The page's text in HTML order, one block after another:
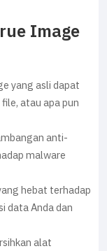
Image
yang asli dapat
atau apa pun
anti-
malware
hebat terhadap
data Anda dan
alat